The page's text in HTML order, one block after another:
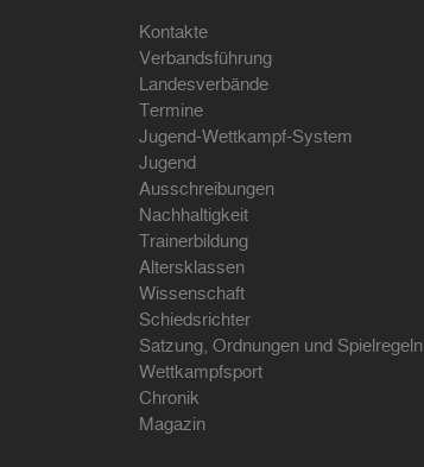
Kontakte
Verbandsführung
Landesverbände
Termine
Jugend-Wettkampf-System
Jugend
Ausschreibungen
Nachhaltigkeit
Trainerbildung
Altersklassen
Wissenschaft
Schiedsrichter
Satzung, Ordnungen und Spielregeln
Wettkampfsport
Chronik
Magazin